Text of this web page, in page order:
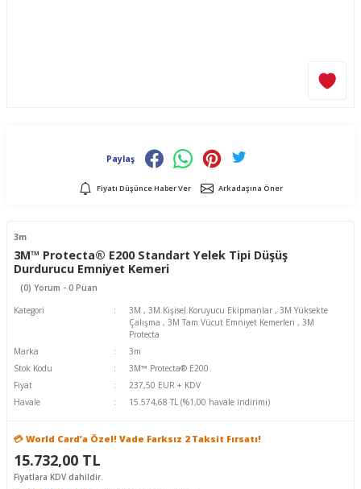
Paylaş
Fiyatı Düşünce Haber Ver Arkadaşına Öner
3m
3M™ Protecta® E200 Standart Yelek Tipi Düşüş
Durdurucu Emniyet Kemeri
(0) Yorum - 0 Puan
Kategori
3M ,3M Kişisel Koruyucu Ekipmanlar ,3M Yüksekte
Çalışma ,3M Tam Vücut Emniyet Kemerleri ,3M
Protecta
Marka
3m
Stok Kodu
3M™ Protecta® E200
Fiyat
237,50 EUR + KDV
Havale
15.574,68 TL (%1,00 havale indirimi)
💳 World Card’a Özel! Vade Farksız 2 Taksit Fırsatı!
15.732,00 TL
Fiyatlara KDV dahildir.